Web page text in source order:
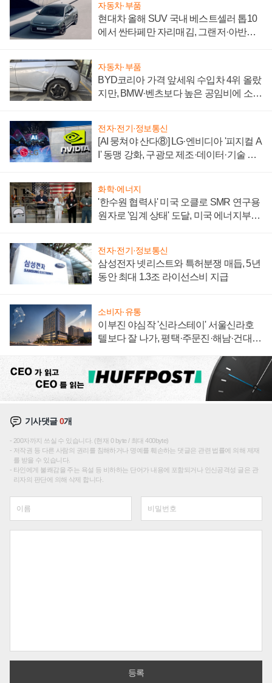
자동차·부품
현대차 올해 SUV 국내 베스트셀러 톱10
에서 싼타페만 자리매김, 그랜저·아반떼
자동차·부품
BYD코리아 가격 앞세워 수입차 4위 올랐
지만, BMW·벤츠보다 높은 공임비에 소비
전자·전기·정보통신
[AI 뭉쳐야 산다⑧] LG·엔비디아 '피지컬 A
I' 동맹 강화, 구광모 제조·데이터·기술 결
화학·에너지
'한수원 협력사' 미국 오클로 SMR 연구용
원자로 '임계 상태' 도달, 미국 에너지부
전자·전기·정보통신
삼성전자 넷리스트와 특허분쟁 매듭, 5년
동안 최대 1.3조 라이선스비 지급
소비자·유통
이부진 야심작 '신라스테이' 서울신라호
텔보다 잘 나가, 평택·주문진·해남·건대로
기사댓글0개
200자까지 쓰실 수 있습니다. (현재 0 byte / 최대 400byte)
저작권 등 다른 사람의 권리를 침해하거나 명예를 훼손하는 댓글은 관련 법률에 의해 제재
를 받을 수 있습니다.
타인에게 불쾌감을 주는 욕설 등 비하하는 단어가 내용에 포함되거나 인신공격성 글은 관
리자의 판단에 의해 삭제 합니다.